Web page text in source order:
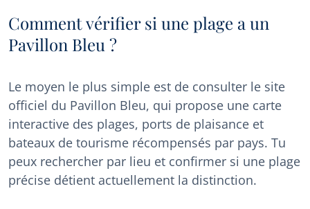
Comment vérifier si une plage a un
Pavillon Bleu ?
Le moyen le plus simple est de consulter le site
officiel du Pavillon Bleu, qui propose une carte
interactive des plages, ports de plaisance et
bateaux de tourisme récompensés par pays. Tu
peux rechercher par lieu et confirmer si une plage
précise détient actuellement la distinction.